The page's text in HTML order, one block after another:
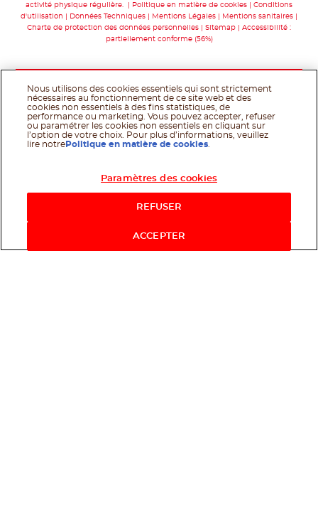
activité physique régulière.
Politique en matière de cookies
Conditions
d'utilisation
Données Techniques Mentions Légales
Mentions sanitaires
Charte de protection des données personnelles
Sitemap
Accessibilité :
partiellement conforme (56%)
Nous utilisons des cookies essentiels qui sont strictement
nécessaires au fonctionnement de ce site web et des
cookies non essentiels à des fins statistiques, de
performance ou marketing. Vous pouvez accepter, refuser
ou paramétrer les cookies non essentiels en cliquant sur
l’option de votre choix. Pour plus d’informations, veuillez
lire notre Politique en matière de cookies
Paramètres des cookies
REFUSER
ACCEPTER